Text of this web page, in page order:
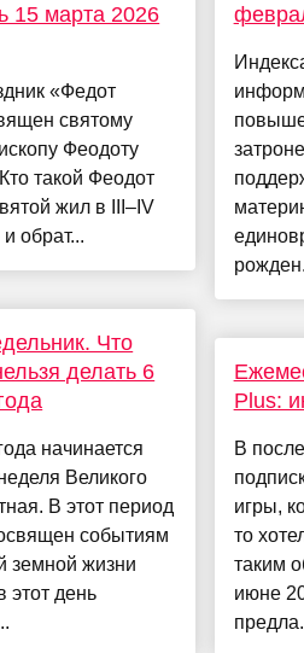
15 марта 2026
«Федот
святому
Феодоту
такой Феодот
жил в III–IV
обрат...
Что
делать 6
начинается
Великого
В этот период
событиям
земной жизни
этот день
Plus:
В
игры,
то
таким
июне